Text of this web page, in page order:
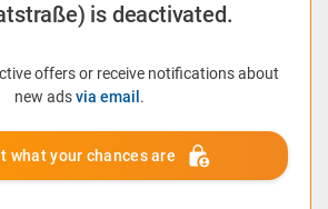
is deactivated.
offers or receive notifications about
new adsvia email .
what your chances are